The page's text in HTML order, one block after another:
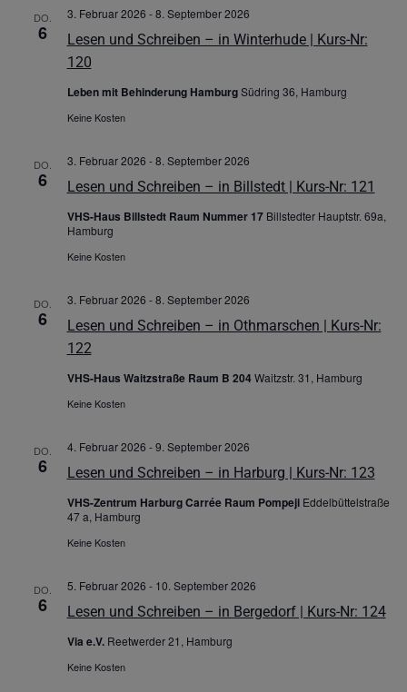
DO.
6
Lesen und Schreiben – in Winterhude | Kurs-Nr:
120
3. Februar 2026 -8. September 2026
Leben mit Behinderung HamburgSüdring 36, Hamburg
Keine Kosten
DO.
6 Lesen und Schreiben – in Billstedt | Kurs-Nr: 121
3. Februar 2026 -8. September 2026
VHS-Haus Billstedt Raum Nummer 17 Billstedter Hauptstr. 69a,
Hamburg
Keine Kosten
DO.
6
Lesen und Schreiben – in Othmarschen | Kurs-Nr:
122
3. Februar 2026 -8. September 2026
VHS-Haus Waitzstraße Raum B 204Waitzstr. 31, Hamburg
Keine Kosten
DO.
6 Lesen und Schreiben – in Harburg | Kurs-Nr: 123
4. Februar 2026 -9. September 2026
VHS-Zentrum Harburg Carrée Raum Pompeji Eddelbüttelstraße
47 a, Hamburg
Keine Kosten
DO.
6 Lesen und Schreiben – in Bergedorf | Kurs-Nr: 124
5. Februar 2026 - 10. September 2026
Via e.V. Reetwerder 21, Hamburg
Keine Kosten